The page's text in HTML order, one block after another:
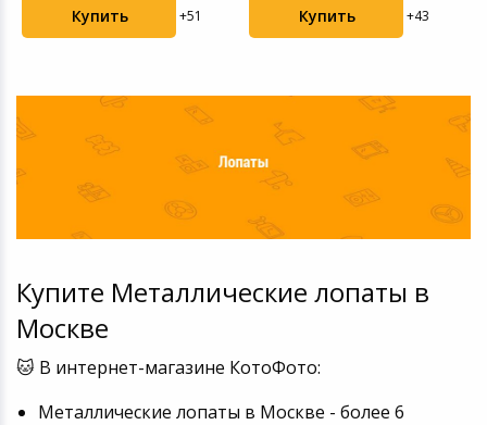
Купить
+51 Купить +43
Купите Металлические лопаты в
Москве
🐱 В интернет-магазине КотоФото:
Металлические лопаты в Москве - более 6